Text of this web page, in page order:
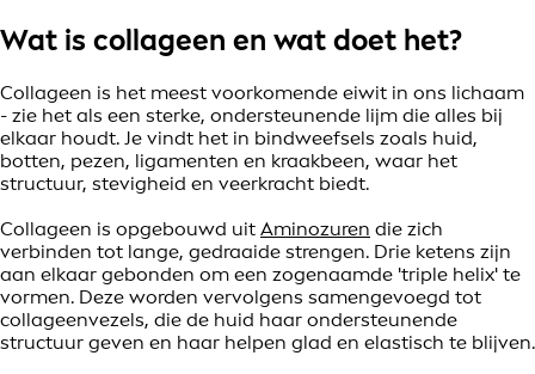
Wat is collageen en wat doet het?
Collageen is het meest voorkomende eiwit in ons lichaam
- zie het als een sterke, ondersteunende lijm die alles bij
elkaar houdt. Je vindt het in bindweefsels zoals huid,
botten, pezen, ligamenten en kraakbeen, waar het
structuur, stevigheid en veerkracht biedt.
Collageen is opgebouwd uit Aminozuren die zich
verbinden tot lange, gedraaide strengen. Drie ketens zijn
aan elkaar gebonden om een zogenaamde 'triple helix' te
vormen. Deze worden vervolgens samengevoegd tot
collageenvezels, die de huid haar ondersteunende
structuur geven en haar helpen glad en elastisch te blijven.